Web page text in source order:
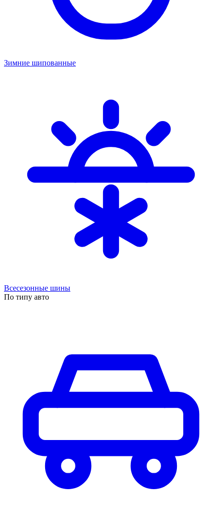
Зимние шипованные
Всесезонные шины
По типу авто